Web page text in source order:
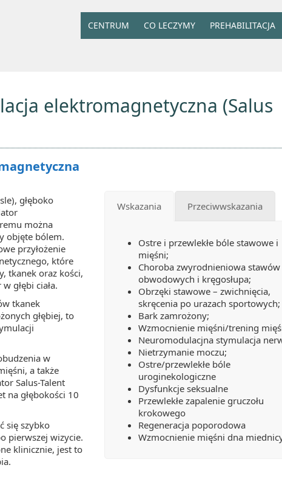
CENTRUM CO LECZYMY PREHABILITACJA
elektromagnetyczna (Salus
głęboko
można
objęte bólem.
przyłożenie
które
tkanek oraz kości,
głębi ciała.
tkanek
głębiej, to
w
a także
Salus-Talent
na głębokości 10
się szybko
pierwszej wizycie.
klinicznie, jest to
Wskazania Przeciwwskazania
Ostre i przewlekłe bóle stawowe i
mięśni;
Choroba zwyrodnieniowa stawów
obwodowych i kręgosłupa;
Obrzęki stawowe – zwichnięcia,
skręcenia po urazach sportowych;
Bark zamrożony;
Wzmocnienie mięśni/trening
Neuromodulacjna stymulacja
Nietrzymanie moczu;
Ostre/przewlekłe bóle
uroginekologiczne
Dysfunkcje seksualne
Przewlekłe zapalenie gruczołu
krokowego
Regeneracja poporodowa
Wzmocnienie mięśni dna